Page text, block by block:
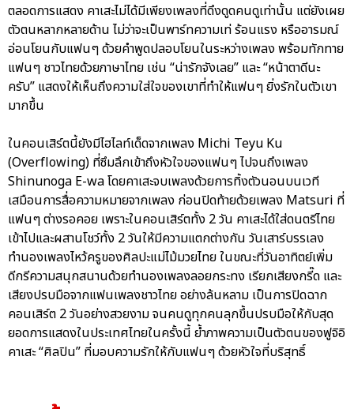
ตลอดการแสดง คาเสะไม่ได้มีเพียงเพลงที่ดึงดูดคนดูเท่านั้น แต่ยังเผย
ตัวตนหลากหลายด้าน ไม่ว่าจะเป็นพาร์ทความเท่ ร้อนแรง หรืออารมณ์
อ่อนโยนกับแฟนๆ ด้วยคำพูดปลอบโยนในระหว่างเพลง พร้อมทักทาย
แฟนๆ ชาวไทยด้วยภาษาไทย เช่น “น่ารักจังเลย” และ “หน้าตาดีนะ
ครับ” แสดงให้เห็นถึงความใส่ใจของเขาที่ทำให้แฟนๆ ยิ่งรักในตัวเขา
มากขึ้น
ในคอนเสิร์ตนี้ยังมีไฮไลท์เด็ดจากเพลง Michi Teyu Ku
(Overflowing) ที่ซึมลึกเข้าถึงหัวใจของแฟนๆ ไปจนถึงเพลง
Shinunoga E-wa โดยคาเสะจบเพลงด้วยการทิ้งตัวนอนบนเวที
เสมือนการสื่อความหมายจากเพลง ก่อนปิดท้ายด้วยเพลง Matsuri ที่
แฟนๆ ต่างรอคอย เพราะในคอนเสิร์ตทั้ง 2 วัน คาเสะได้ใส่ดนตรีไทย
เข้าไปและผสานโชว์ทั้ง 2 วันให้มีความแตกต่างกัน วันเสาร์บรรเลง
ทำนองเพลงไหว้ครูของศิลปะแม่ไม้มวยไทย ในขณะที่วันอาทิตย์เพิ่ม
ดีกรีความสนุกสนานด้วยทำนองเพลงลอยกระทง เรียกเสียงกรี๊ด และ
เสียงปรบมือจากแฟนเพลงชาวไทย อย่างล้นหลาม เป็นการปิดฉาก
คอนเสิร์ต 2 วันอย่างสวยงาม จนคนดูทุกคนลุกขึ้นปรบมือให้กับสุด
ยอดการแสดงในประเทศไทยในครั้งนี้ ย้ำภาพความเป็นตัวตนของฟูจิอิ
คาเสะ “ศิลปิน” ที่มอบความรักให้กับแฟนๆ ด้วยหัวใจที่บริสุทธิ์